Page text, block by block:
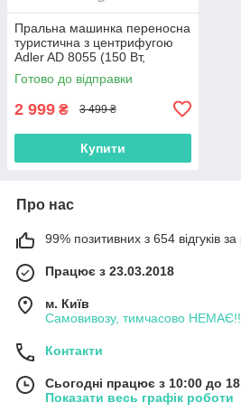
Пральна машинка переносна
туристична з центрифугою
Adler AD 8055 (150 Вт,
Польща)
Готово до відправки
2 999 ₴ 3 499 ₴
Купити
Про нас
99% позитивних з 654 відгуків за
Працює з 23.03.2018
м. Київ
Самовивозу, тимчасово
Контакти
Сьогодні працює з 10:00 до
Показати весь графік роботи